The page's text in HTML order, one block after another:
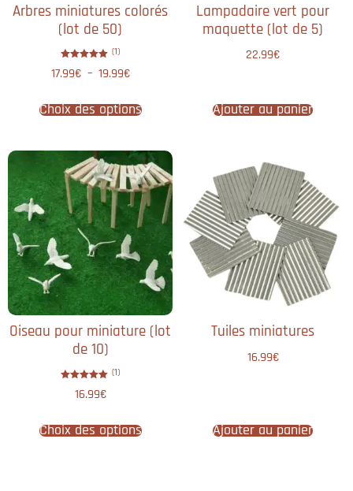
Arbres miniatures colorés
(lot de 50)
5.00
(1)
17.99€ – 19.99€
Choix des options
Lampadaire vert pour
maquette​ (lot de 5)
22.99€
Ajouter au panier
Oiseau pour miniature (lot
de 10)
5.00
(1)
16.99€
Choix des options
Tuiles miniatures
16.99€
Ajouter au panier